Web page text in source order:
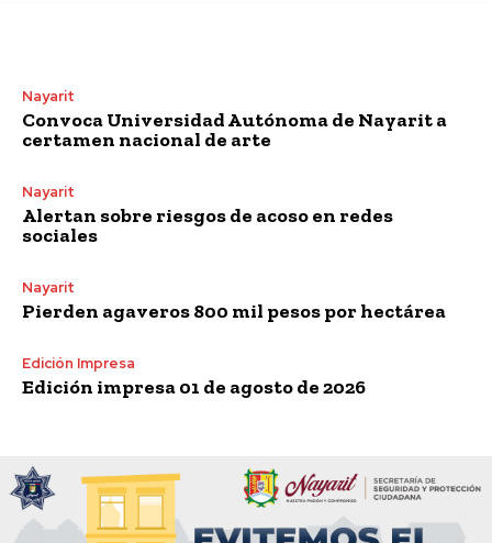
Nayarit
Convoca Universidad Autónoma de Nayarit a
certamen nacional de arte
Nayarit
Alertan sobre riesgos de acoso en redes
sociales
Nayarit
Pierden agaveros 800 mil pesos por hectárea
Edición Impresa
Edición impresa 01 de agosto de 2026